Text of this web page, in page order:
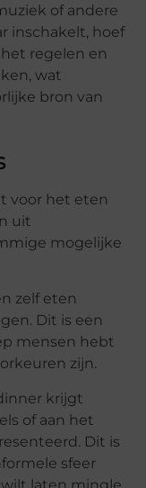
of andere
inschakelt, hoef
regelen en
wat
bron van
voor het eten
uit
mogelijke
zelf eten
Dit is een
mensen hebt
zijn.
krijgt
of aan het
Dit is
sfeer
laten mingle.